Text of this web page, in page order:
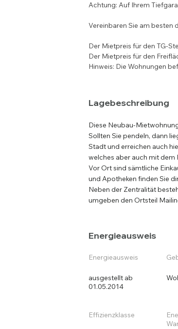
Achtung: Auf Ihrem
Vereinbaren Sie am besten
Der Mietpreis für den TG-
Der Mietpreis für den
Hinweis: Die Wohnungen
Lagebeschreibung
Diese Neubau-
Sollten Sie pendeln, dann
Stadt und erreichen auch
welches aber auch mit dem
Vor Ort sind sämtliche
und Apotheken finden Sie
Neben der Zentralität
umgeben den Ortsteil
Energieausweis
Energieausweis
ausgestellt ab
01.05.2014
Effizienzklasse